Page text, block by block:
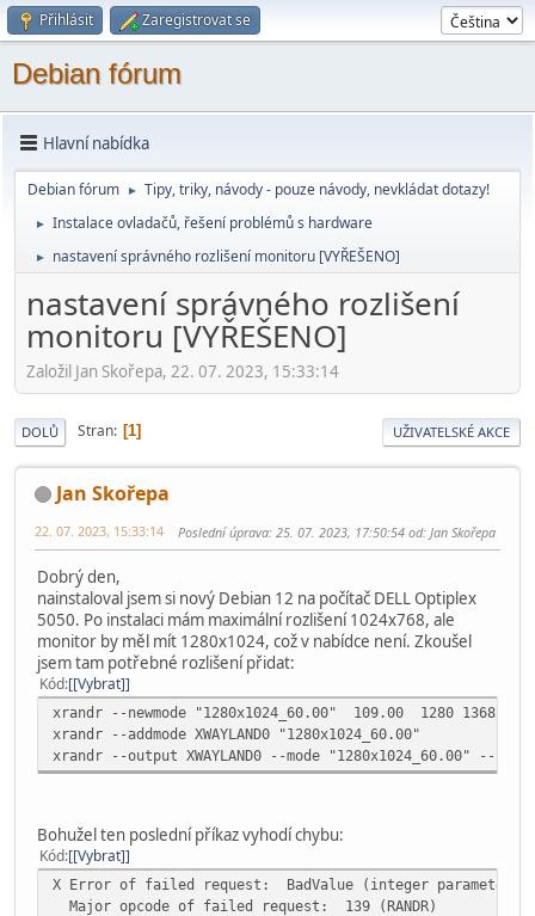
Přihlásit Zaregistrovat se
Debian fórum
Hlavní nabídka
Debian fórum ► Tipy, triky, návody - pouze návody, nevkládat dotazy!
► Instalace ovladačů, řešení problémů s hardware
► nastavení správného rozlišení monitoru [VYŘEŠENO]
nastavení správného rozlišení
monitoru [VYŘEŠENO]
Založil Jan Skořepa, 22. 07. 2023, 15:33:14
DOLŮ Stran 1 UŽIVATELSKÉ AKCE
Jan Skořepa
22. 07. 2023, 15:33:14 Poslední úprava: 25. 07. 2023, 17:50:54 od: Jan Skořepa
Dobrý den,
nainstaloval jsem si nový Debian 12 na počítač DELL Optiplex
5050. Po instalaci mám maximální rozlišení 1024x768, ale
monitor by měl mít 1280x1024, což v nabídce není. Zkoušel
jsem tam potřebné rozlišení přidat:
Kód [Vybrat]
xrandr --newmode "1280x1024_60.00" 109.00 1280 1368
xrandr --addmode XWAYLAND0 "1280x1024_60.00"
xrandr --output XWAYLAND0 --mode "1280x1024_60.00" --
Bohužel ten poslední příkaz vyhodí chybu:
Kód [Vybrat]
X Error of failed request: BadValue (integer parameter
Major opcode of failed request: 139 (RANDR)